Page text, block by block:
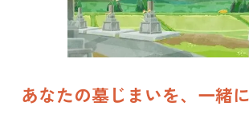
あなたの墓じまいを、一緒に